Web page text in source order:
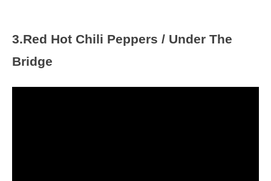
3.Red Hot Chili Peppers / Under The
Bridge